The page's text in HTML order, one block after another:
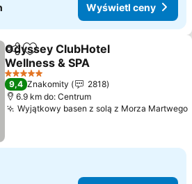
Wyświetl ceny
Udostępnij
Dodaj do ulubionych
Odyssey ClubHotel
Wellness & SPA
Wyświetl ceny
5 Kategoria
9,4 Znakomity
2818
6.9 km do: Centrum
Wyjątkowy basen z solą z Morza Martwego